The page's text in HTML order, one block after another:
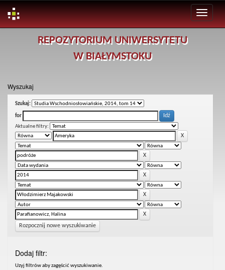
REPOZYTORIUM UNIWERSYTETU
W BIAŁYMSTOKU
Wyszukaj
Szukaj:
for
Aktualne filtry:
Rozpocznij nowe wyszukiwanie
Dodaj filtr:
Uzyj filtrów aby zagęścić wyszukiwanie.